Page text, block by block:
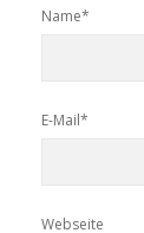
Name*
E-Mail*
Webseite